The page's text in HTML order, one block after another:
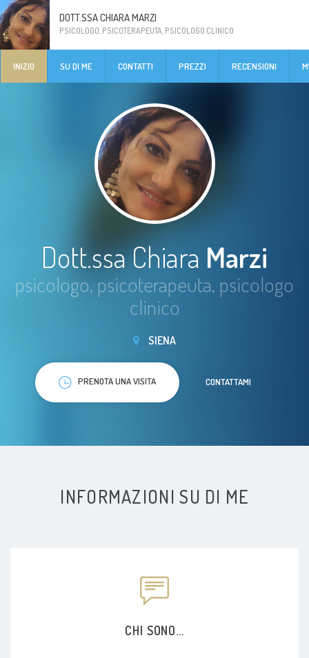
DOTT.SSA CHIARA MARZI
PSICOLOGO, PSICOTERAPEUTA, PSICOLOGO CLINICO
INIZIO SU DI ME CONTATTI PREZZI RECENSIONI
Dott.ssa Chiara Marzi
psicologo, psicoterapeuta, psicologo
clinico
SIENA
PRENOTA UNA VISITA CONTATTAMI
INFORMAZIONI SU DI ME
CHI SONO...